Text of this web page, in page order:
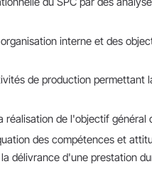
interne et des
de production permettant
de l'objectif général
des compétences et
délivrance d'une prestation